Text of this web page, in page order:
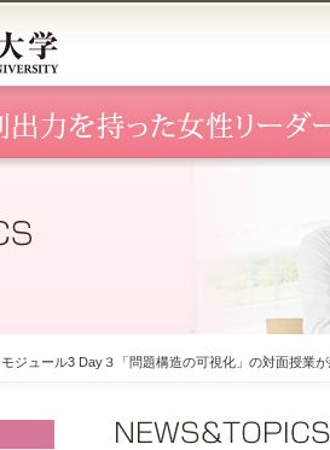
モジュール3 Day３「問題構造の可視化」の対面授業